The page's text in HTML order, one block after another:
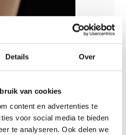
Details Over
van cookies
content en advertenties te
voor social media te bieden
te analyseren. Ook delen we